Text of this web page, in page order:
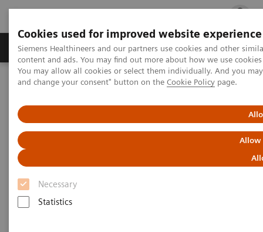
Cookies used for improved website experience
Siemens Healthineers and our partners use cookies and other
content and ads. You may find out more about how we use
You may allow all cookies or select them individually. And you
and change your consent" button on the Cookie Policy page.
Allow
Necessary
Statistics
Ürün ve Hizmetler Öne Çıkanlar Sağlık
Siemens Healthineers Türkiye
Tıbbi Görüntüleme